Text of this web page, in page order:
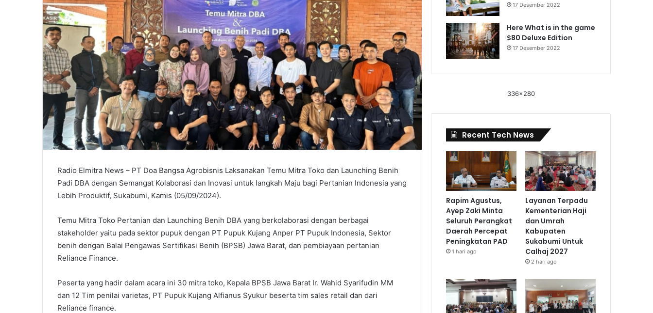
Radio Elmitra News – PT Doa Bangsa Agrobisnis Laksanakan Temu Mitra Toko dan Launching Benih
Padi DBA dengan Semangat Kolaborasi dan Inovasi untuk langkah Maju bagi Pertanian Indonesia yang
Lebih Produktif, Sukabumi, Kamis (05/09/2024).
Temu Mitra Toko Pertanian dan Launching Benih DBA yang berkolaborasi dengan berbagai
stakeholder yaitu pada sektor pupuk dengan PT Pupuk Kujang Anper PT Pupuk Indonesia, Sektor
benih dengan Balai Pengawas Sertifikasi Benih (BPSB) Jawa Barat, dan pembiayaan pertanian
Reliance Finance.
Peserta yang hadir dalam acara ini 30 mitra toko, Kepala BPSB Jawa Barat Ir. Wahid Syarifudin MM
dan 12 Tim penilai varietas, PT Pupuk Kujang Alfianus Syukur beserta tim sales retail dan dari
Reliance finance.
17 Desember 2022
Here What is in the game
$80 Deluxe Edition
17 Desember 2022
336x280
Recent Tech News
Rapim Agustus,
Ayep Zaki Minta
Seluruh Perangkat
Daerah Percepat
Peningkatan PAD
1 hari ago
Layanan Terpadu
Kementerian Haji
dan Umrah
Kabupaten
Sukabumi Untuk
Calhaj 2027
2 hari ago